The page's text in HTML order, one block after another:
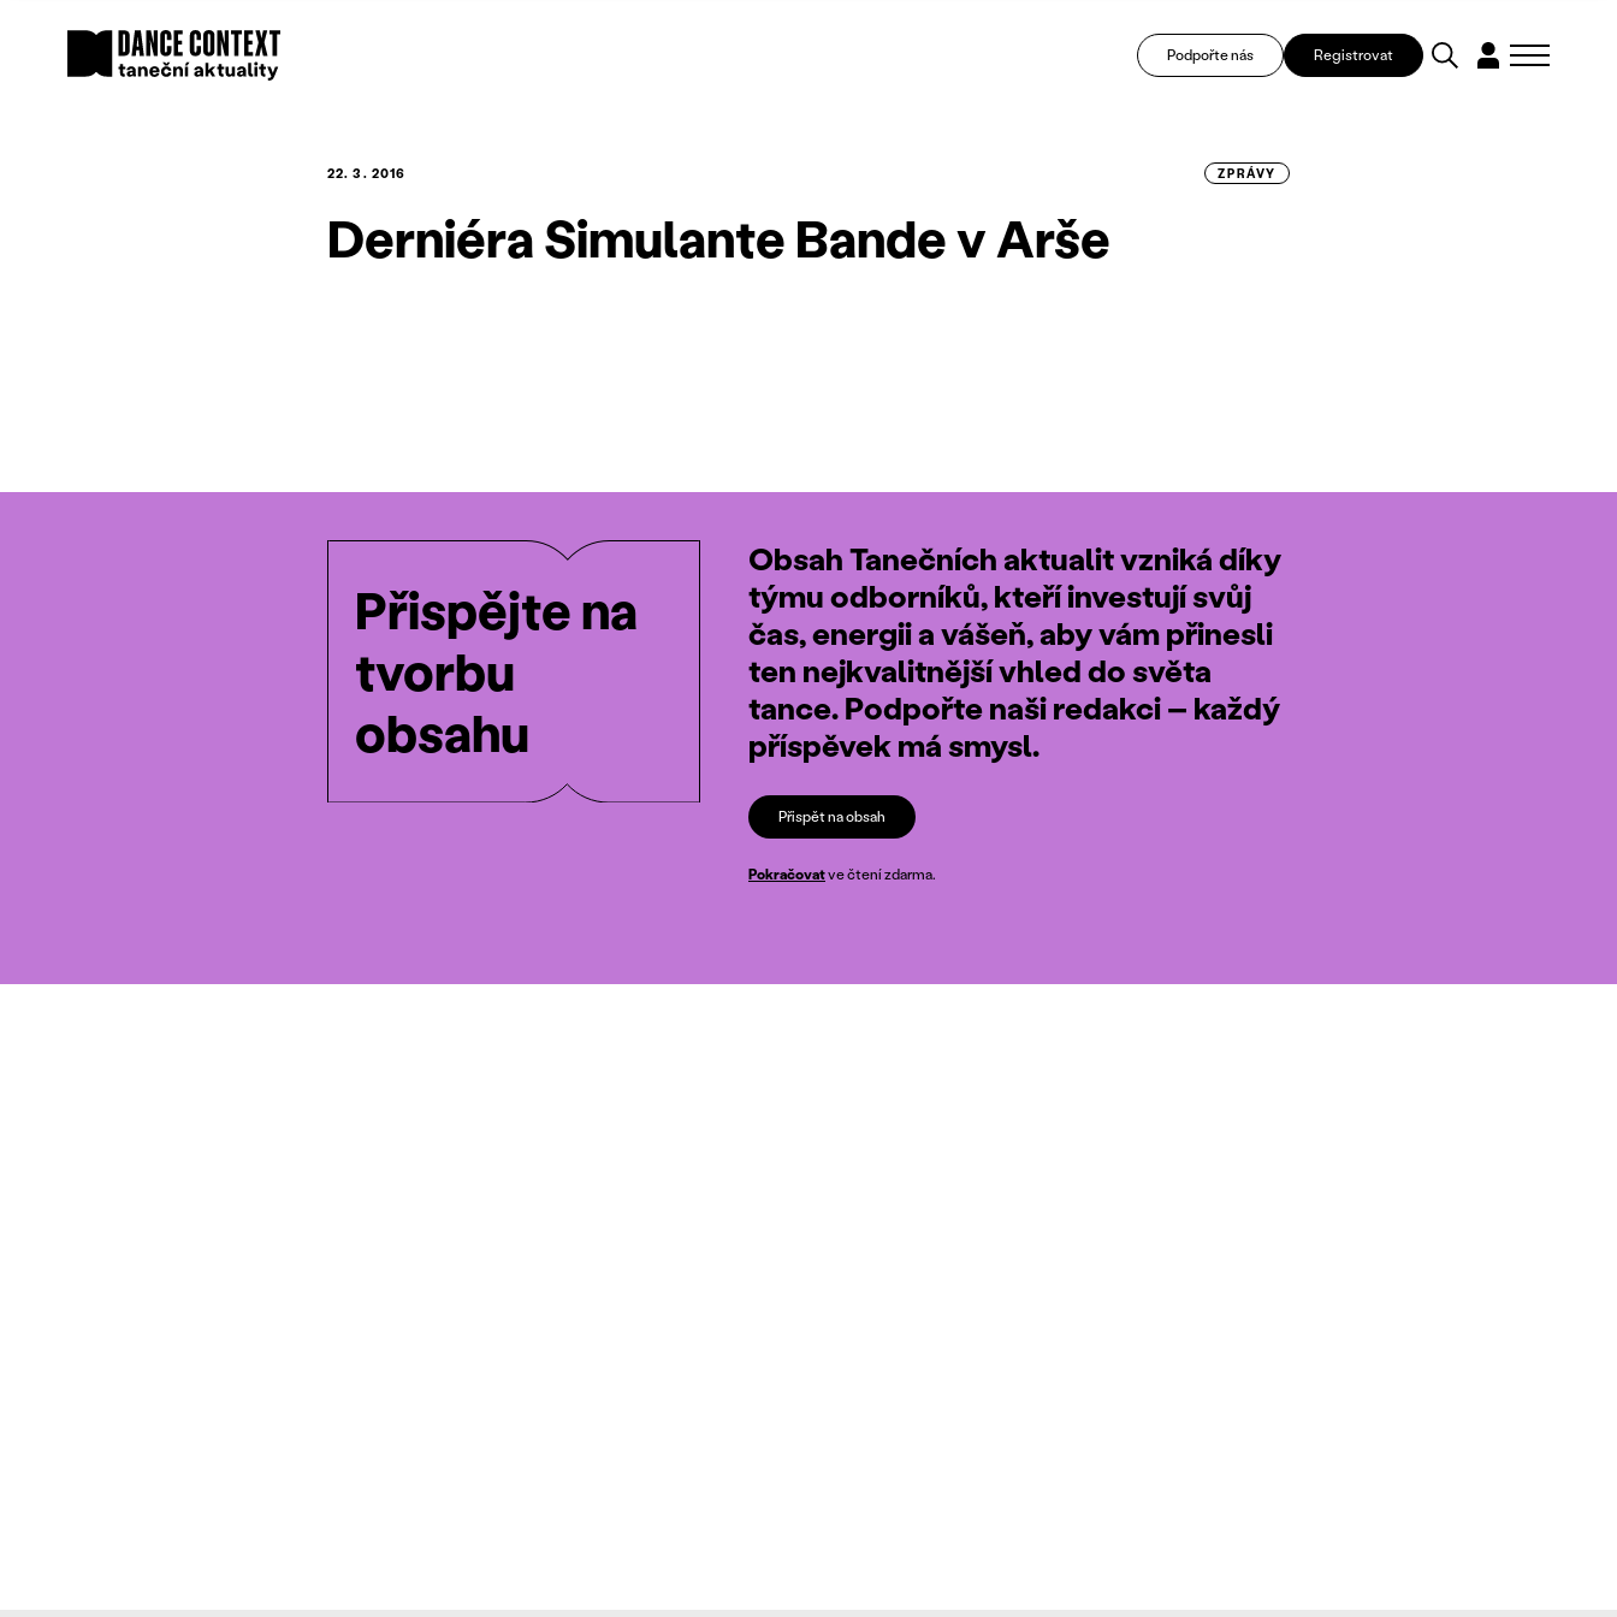
Podpořte nás Registrovat
22. 3. 2016 ZPRÁVY
Derniéra Simulante Bande v Arše
Přispějte na
tvorbu
obsahu
Obsah Tanečních aktualit vzniká díky
týmu odborníků, kteří investují svůj
čas, energii a vášeň, aby vám přinesli
ten nejkvalitnější vhled do světa
tance. Podpořte naši redakci – každý
příspěvek má smysl.
Přispět na obsah
Pokračovatve čtení zdarma.